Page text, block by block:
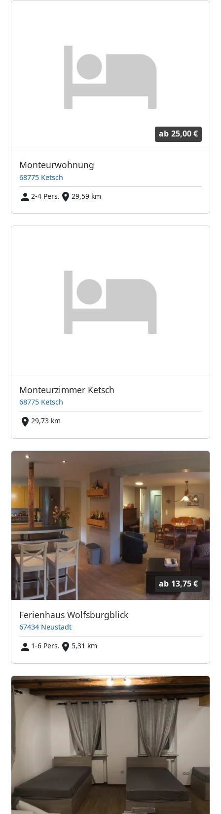
ab 25,00 €
Monteurwohnung
68775 Ketsch
2-4 Pers.
29,59 km
Monteurzimmer Ketsch
68775 Ketsch
29,73 km
ab 13,75 €
Ferienhaus Wolfsburgblick
67434 Neustadt
1-6 Pers.
5,31 km